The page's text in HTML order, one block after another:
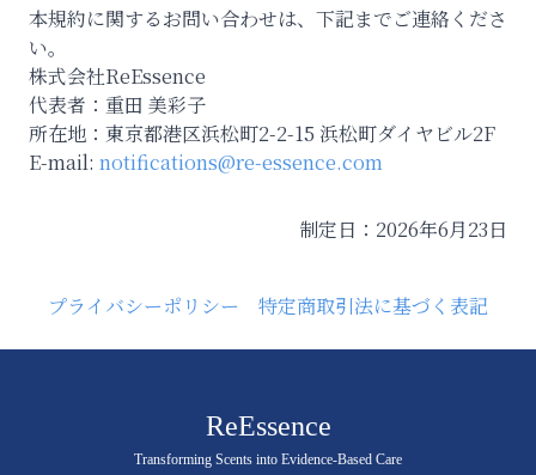
本規約に関するお問い合わせは、下記までご連絡くださ
い。
株式会社ReEssence
代表者：重田 美彩子
所在地：東京都港区浜松町2-2-15 浜松町ダイヤビル2F
E-mail: notifications@re-essence.com
制定日：2026年6月23日
プライバシーポリシー 特定商取引法に基づく表記
ReEssence
Transforming Scents into Evidence-Based Care